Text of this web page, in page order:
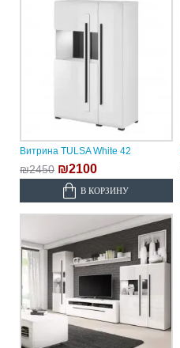
Витрина TULSA White 42
₪2450 ₪2100
В КОРЗИНУ